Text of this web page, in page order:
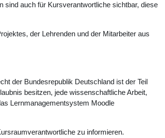
sind auch für Kursverantwortliche sichtbar, diese
der Lehrenden und der Mitarbeiter aus
der Bundesrepublik Deutschland ist der Teil
besitzen, jede wissenschaftliche Arbeit,
Lernmanagementsystem Moodle
zu informieren.